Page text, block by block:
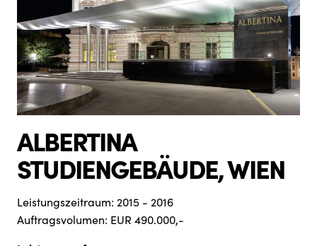
ALBERTINA
STUDIENGEBÄUDE, WIEN
Leistungszeitraum: 2015 - 2016
Auftragsvolumen: EUR 490.000,-